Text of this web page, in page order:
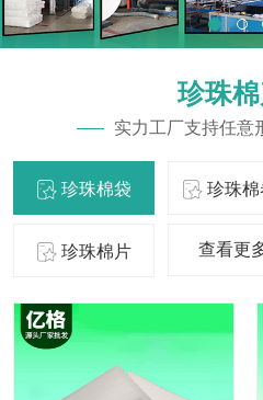
珍珠
实力工厂支持任意
珍珠棉袋 珍珠
珍珠棉片 查看更